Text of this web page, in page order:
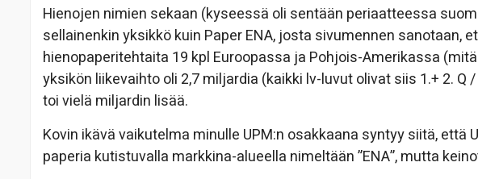
Hienojen nimien sekaan (kyseessä oli sentään periaatteessa
sellainenkin yksikkö kuin Paper ENA, josta sivumennen sanotaan,
hienopaperitehtaita 19 kpl Euroopassa ja Pohjois-Amerikassa
yksikön liikevaihto oli 2,7 miljardia (kaikki lv-luvut olivat siis 1.+ 2. Q
toi vielä miljardin lisää.
Kovin ikävä vaikutelma minulle UPM:n osakkaana syntyy siitä, että
paperia kutistuvalla markkina-alueella nimeltään ”ENA”, mutta